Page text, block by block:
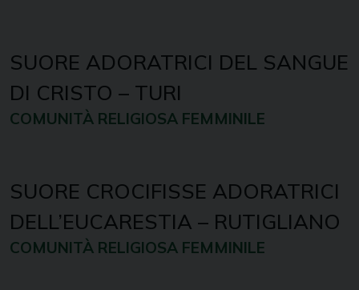
SUORE ADORATRICI DEL SANGUE
DI CRISTO – TURI
COMUNITÀ RELIGIOSA FEMMINILE
SUORE CROCIFISSE ADORATRICI
DELL’EUCARESTIA – RUTIGLIANO
COMUNITÀ RELIGIOSA FEMMINILE